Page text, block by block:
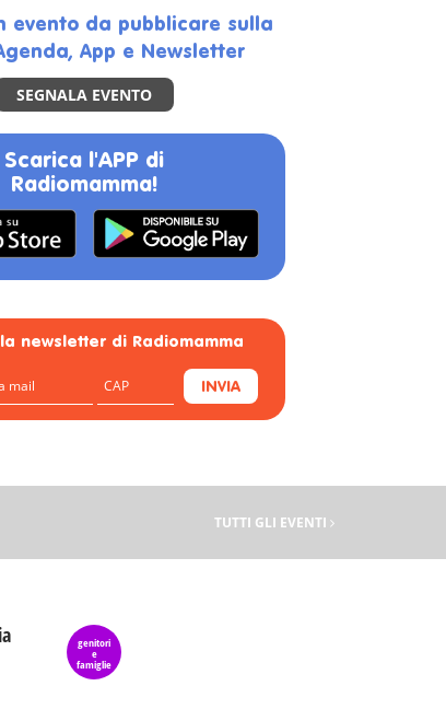
evento da pubblicare sulla
App e Newsletter
SEGNALA EVENTO
Scarica l'APP di
Radiomamma!
newsletter di Radiomamma
INVIA
TUTTI GLI EVENTI
genitori
e
famiglie